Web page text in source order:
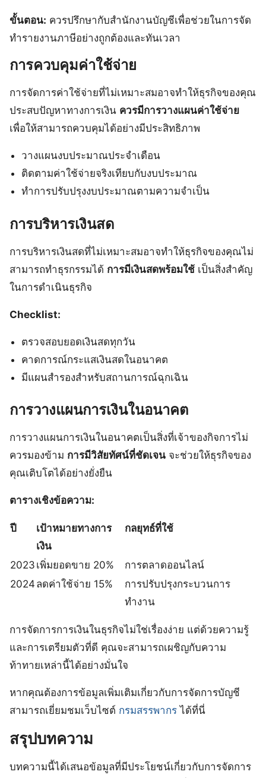
ขั้นตอน: ควรปรึกษากับสำนักงานบัญชีเพื่อช่วยในการจัด
ทำรายงานภาษีอย่างถูกต้องและทันเวลา
การควบคุมค่าใช้จ่าย
การจัดการค่าใช้จ่ายที่ไม่เหมาะสมอาจทำให้ธุรกิจของคุณ
ประสบปัญหาทางการเงิน ควรมีการวางแผนค่าใช้จ่าย
เพื่อให้สามารถควบคุมได้อย่างมีประสิทธิภาพ
วางแผนงบประมาณประจำเดือน
ติดตามค่าใช้จ่ายจริงเทียบกับงบประมาณ
ทำการปรับปรุงงบประมาณตามความจำเป็น
การบริหารเงินสด
การบริหารเงินสดที่ไม่เหมาะสมอาจทำให้ธุรกิจของคุณไม่
สามารถทำธุรกรรมได้ การมีเงินสดพร้อมใช้ เป็นสิ่งสำคัญ
ในการดำเนินธุรกิจ
Checklist:
ตรวจสอบยอดเงินสดทุกวัน
คาดการณ์กระแสเงินสดในอนาคต
มีแผนสำรองสำหรับสถานการณ์ฉุกเฉิน
การวางแผนการเงินในอนาคต
การวางแผนการเงินในอนาคตเป็นสิ่งที่เจ้าของกิจการไม่
ควรมองข้าม การมีวิสัยทัศน์ที่ชัดเจน จะช่วยให้ธุรกิจของ
คุณเติบโตได้อย่างยั่งยืน
ตารางเชิงข้อความ:
ปี
เป้าหมายทางการ
เงิน
กลยุทธ์ที่ใช้
2023 เพิ่มยอดขาย 20%
การตลาดออนไลน์
2024 ลดค่าใช้จ่าย 15%
การปรับปรุงกระบวนการ
ทำงาน
การจัดการการเงินในธุรกิจไม่ใช่เรื่องง่าย แต่ด้วยความรู้
และการเตรียมตัวที่ดี คุณจะสามารถเผชิญกับความ
ท้าทายเหล่านี้ได้อย่างมั่นใจ
หากคุณต้องการข้อมูลเพิ่มเติมเกี่ยวกับการจัดการบัญชี
สามารถเยี่ยมชมเว็บไซต์ กรมสรรพากร ได้ที่นี่
สรุปบทความ
บทความนี้ได้เสนอข้อมูลที่มีประโยชน์เกี่ยวกับการจัดการ